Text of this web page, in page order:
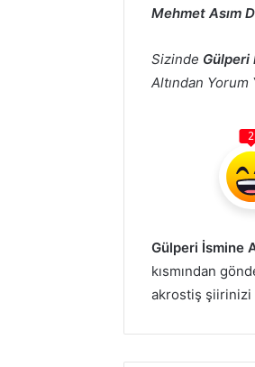
Mehmet Asım
Sizinde Gülperi
Altından
2
Gülperi İsmine
kısmından
akrostiş şiirinizi